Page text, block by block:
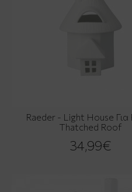
Raeder - Light House
Thatched Roof
34,99€